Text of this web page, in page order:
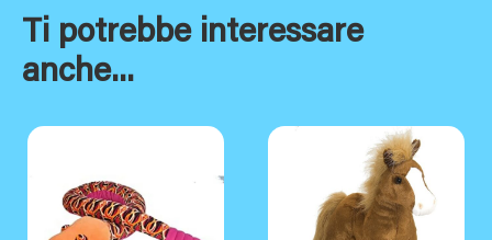
Ti potrebbe interessare
anche...